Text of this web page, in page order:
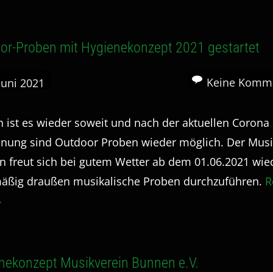
Proben mit Hygienekonzept 2021 gestartet
2021 Keine
ist es wieder soweit und nach der aktuellen Corona
sind Outdoor Proben wieder möglich. Der
freut sich bei gutem Wetter ab dem 01.06.2021
draußen musikalische Proben durchzuführen.
Musikverein Bunnen e.V.